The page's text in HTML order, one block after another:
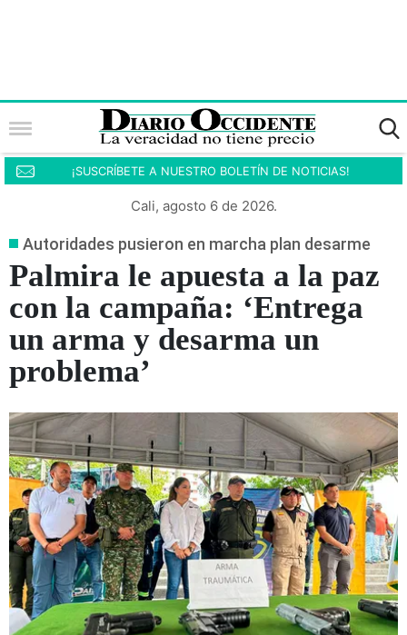
¡SUSCRÍBETE A NUESTRO BOLETÍN DE NOTICIAS!
Cali, agosto 6 de 2026.
Autoridades pusieron en marcha plan desarme
Palmira le apuesta a la paz
con la campaña: ‘Entrega
un arma y desarma un
problema’